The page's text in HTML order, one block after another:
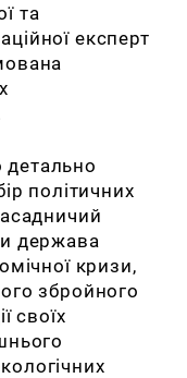
та
експерт
політичних
держава
кризи,
збройного
своїх